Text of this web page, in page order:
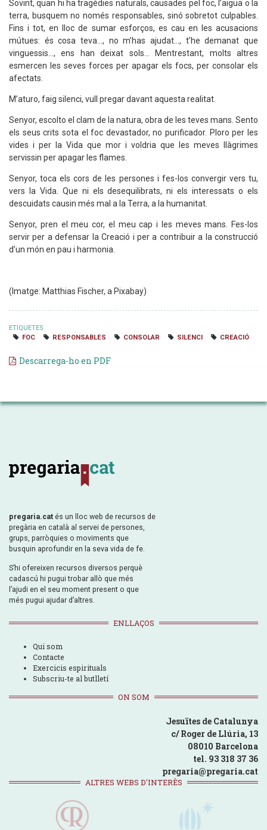
Sovint, quan hi ha tragèdies naturals, causades pel foc, l’aigua o la
terra, busquem no només responsables, sinó sobretot culpables.
Fins i tot, en lloc de sumar esforços, es cau en les acusacions
mútues: és cosa teva..., no m’has ajudat..., t’he demanat que
vinguessis..., ens han deixat sols... Mentrestant, molts altres
esmercen les seves forces per apagar els focs, per consolar els
afectats.
M’aturo, faig silenci, vull pregar davant aquesta realitat.
Senyor, escolto el clam de la natura, obra de les teves mans. Sento
els seus crits sota el foc devastador, no purificador. Ploro per les
vides i per la Vida que mor i voldria que les meves llàgrimes
servissin per apagar les flames.
Senyor, toca els cors de les persones i fes-los convergir vers tu,
vers la Vida. Que ni els desequilibrats, ni els interessats o els
descuidats causin més mal a la Terra, a la humanitat.
Senyor, pren el meu cor, el meu cap i les meves mans. Fes-los
servir per a defensar la Creació i per a contribuir a la construcció
d’un món en pau i harmonia.
(Imatge: Matthias Fischer, a Pixabay)
ETIQUETES
FOC
RESPONSABLES CONSOLAR SILENCI CREACIÓ
Descarrega-ho en PDF
pregaria.cat és un lloc web de recursos de
pregària en català al servei de persones,
grups, parròquies o moviments que
busquin aprofundir en la seva vida de fe.
S’hi ofereixen recursos diversos perquè
cadascú hi pugui trobar allò que més
l’ajudi en el seu moment present o que
més pugui ajudar d’altres.
ENLLAÇOS
Qui som
Contacte
Exercicis espirituals
Subscriu-te al butlletí
ON SOM
Jesuïtes de Catalunya
c/ Roger de Llúria, 13
08010 Barcelona
tel. 93 318 37 36
pregaria@pregaria.cat
ALTRES WEBS D'INTERÈS